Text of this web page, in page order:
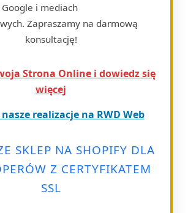
i mediach
Zapraszamy na darmową
konsultację!
Strona Online i dowiedz się
więcej
realizacje na RWD Web
SKLEP NA SHOPIFY DLA
Z CERTYFIKATEM
SSL